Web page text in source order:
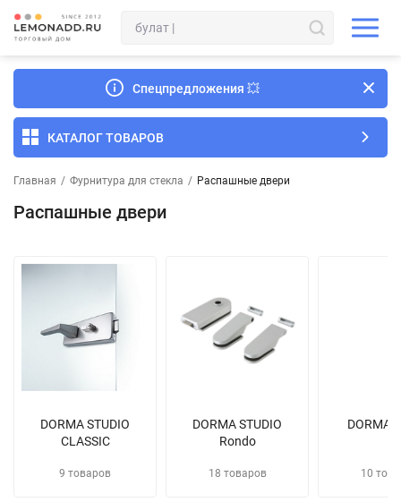
Спецпредложения 💥
КАТАЛОГ ТОВАРОВ
Главная / Фурнитура для стекла / Распашные двери
Распашные двери
DORMA STUDIO
CLASSIC
9 товаров
DORMA STUDIO
Rondo
18 товаров
DORMA
10